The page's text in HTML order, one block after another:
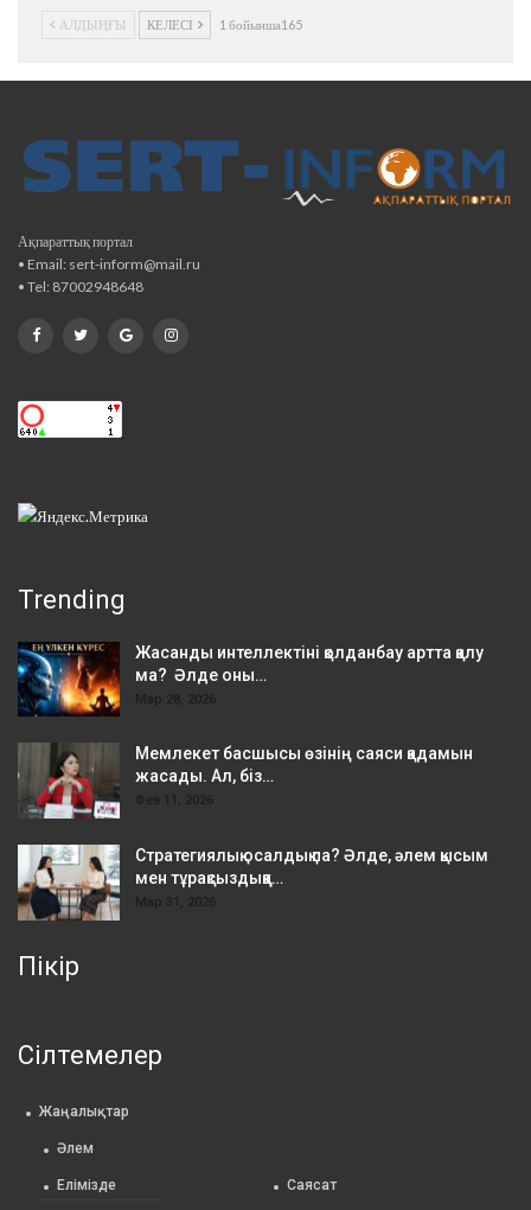
АЛДЫҢҒЫ КЕЛЕСІ 1 бойынша165
Ақпараттық портал
• Email: sert-inform@mail.ru
• Tel: 87002948648
Trending
Жасанды интеллектіні қолданбау артта қалу
ма? Әлде оны…
Мар 28, 2026
Мемлекет басшысы өзінің саяси қадамын
жасады. Ал, біз…
Фев 11, 2026
Стратегиялық осалдық па? Әлде, әлем қысым
мен тұрақсыздыққа…
Мар 31, 2026
Пікір
Сілтемелер
Жаңалықтар
Әлем
Елімізде Саясат